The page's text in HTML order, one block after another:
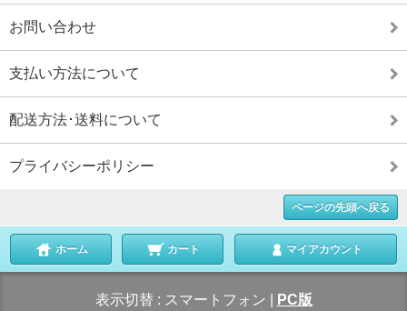
お問い合わせ
支払い方法について
配送方法･送料について
プライバシーポリシー
ページの先頭へ戻る
ホーム カート マイアカウント
表示切替 : スマートフォン PC版